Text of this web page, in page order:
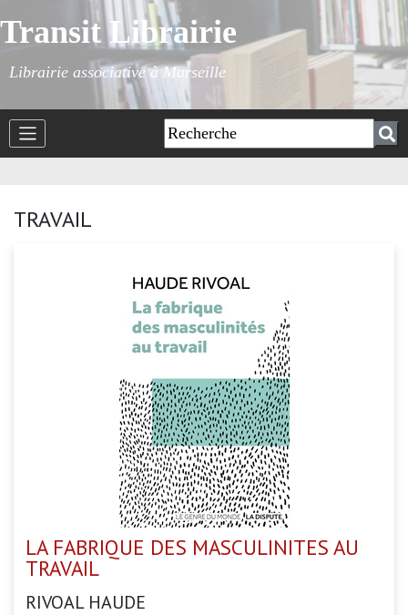
Transit Librairie
Librairie associative à Marseille
TRAVAIL
LA FABRIQUE DES MASCULINITES AU
TRAVAIL
RIVOAL HAUDE